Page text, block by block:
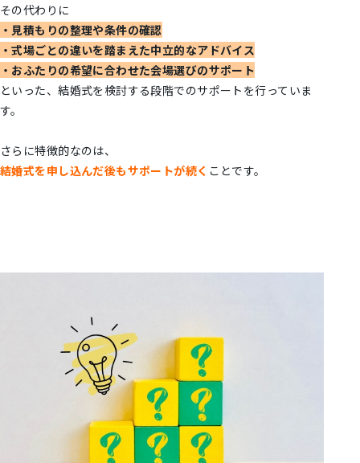
その代わりに
・見積もりの整理や条件の確認
・式場ごとの違いを踏まえた中立的なアドバイス
・おふたりの希望に合わせた会場選びのサポート
といった、結婚式を検討する段階でのサポートを行っていま
す。
さらに特徴的なのは、
結婚式を申し込んだ後もサポートが続く ことです。